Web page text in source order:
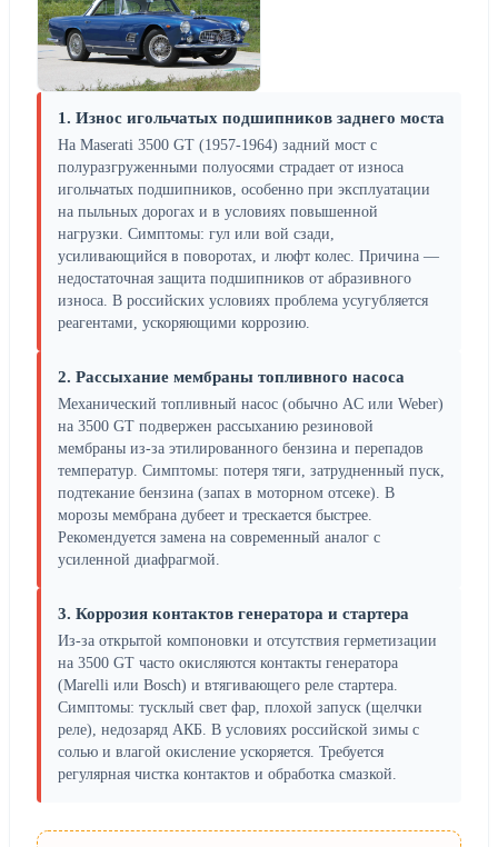
1. Износ игольчатых подшипников заднего моста
На Maserati 3500 GT (1957-1964) задний мост с
полуразгруженными полуосями страдает от износа
игольчатых подшипников, особенно при эксплуатации
на пыльных дорогах и в условиях повышенной
нагрузки. Симптомы: гул или вой сзади,
усиливающийся в поворотах, и люфт колес. Причина —
недостаточная защита подшипников от абразивного
износа. В российских условиях проблема усугубляется
реагентами, ускоряющими коррозию.
2. Рассыхание мембраны топливного насоса
Механический топливный насос (обычно AC или Weber)
на 3500 GT подвержен рассыханию резиновой
мембраны из-за этилированного бензина и перепадов
температур. Симптомы: потеря тяги, затрудненный пуск,
подтекание бензина (запах в моторном отсеке). В
морозы мембрана дубеет и трескается быстрее.
Рекомендуется замена на современный аналог с
усиленной диафрагмой.
3. Коррозия контактов генератора и стартера
Из-за открытой компоновки и отсутствия герметизации
на 3500 GT часто окисляются контакты генератора
(Marelli или Bosch) и втягивающего реле стартера.
Симптомы: тусклый свет фар, плохой запуск (щелчки
реле), недозаряд АКБ. В условиях российской зимы с
солью и влагой окисление ускоряется. Требуется
регулярная чистка контактов и обработка смазкой.